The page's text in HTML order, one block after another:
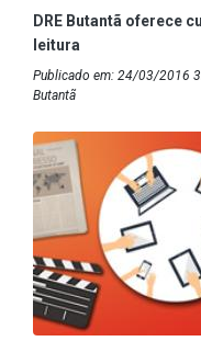
DRE Butantã oferece
leitura
Publicado em: 24/03/2016
Butantã